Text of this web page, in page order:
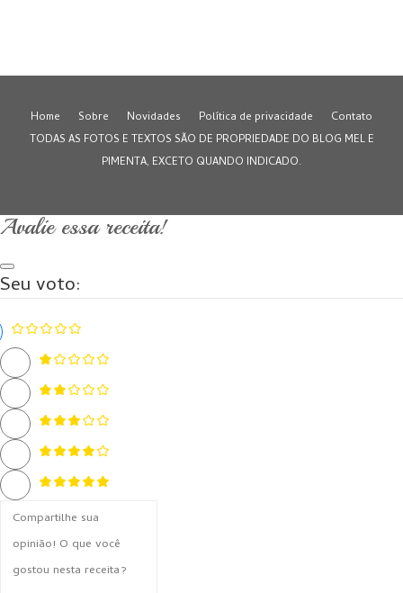
Home Sobre Novidades Política de privacidade
Contato
TODAS AS FOTOS E TEXTOS SÃO DE PROPRIEDADE DO BLOG MEL E
PIMENTA, EXCETO QUANDO INDICADO.
Avalie essa receita!
Seu voto: